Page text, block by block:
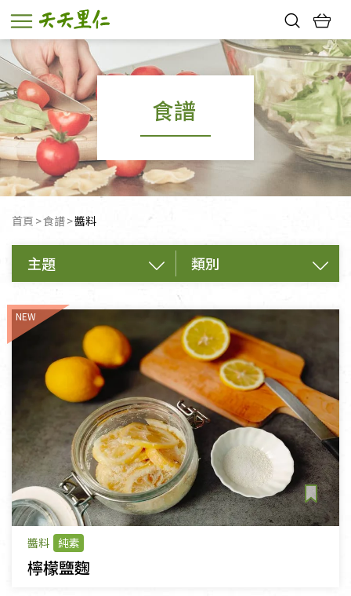
熱門搜尋：
親子活動
幸福節中獎名單
食譜
首頁 食譜 目前頁面：
醬料
主題 類別
不限主題 清爽沙拉
不限類別 飲品 主食
醬料 純素
檸檬鹽麴